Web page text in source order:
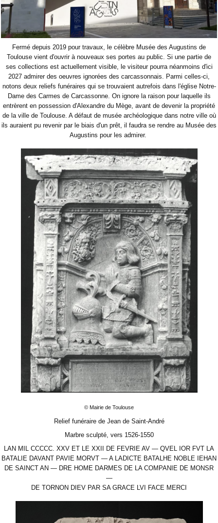
Fermé depuis 2019 pour travaux, le célèbre Musée des Augustins de
Toulouse vient d'ouvrir à nouveaux ses portes au public. Si une partie de
ses collections est actuellement visible, le visiteur pourra néanmoins d'ici
2027 admirer des oeuvres ignorées des carcassonnais. Parmi celles-ci,
notons deux reliefs funéraires qui se trouvaient autrefois dans l'église Notre-
Dame des Carmes de Carcassonne. On ignore la raison pour laquelle ils
entrèrent en possession d'Alexandre du Mège, avant de devenir la propriété
de la ville de Toulouse. A défaut de musée archéologique dans notre ville où
ils auraient pu revenir par le biais d'un prêt, il faudra se rendre au Musée des
Augustins pour les admirer.
© Mairie de Toulouse
Relief funéraire de Jean de Saint-André
Marbre sculpté, vers 1526-1550
LAN MIL CCCCC. XXV ET LE XXII DE FEVRIE AV — QVEL IOR FVT LA
BATALIE DAVANT PAVIE MORVT — A LADICTE BATALHE NOBLE IEHAN
DE SAINCT AN — DRE HOME DARMES DE LA COMPANIE DE MONSR
—
DE TORNON DIEV PAR SA GRACE LVI FACE MERCI